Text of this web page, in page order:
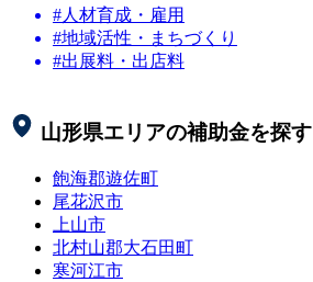
#人材育成・雇用
#地域活性・まちづくり
#出展料・出店料
山形県エリアの補助金を探す
飽海郡遊佐町
尾花沢市
上山市
北村山郡大石田町
寒河江市